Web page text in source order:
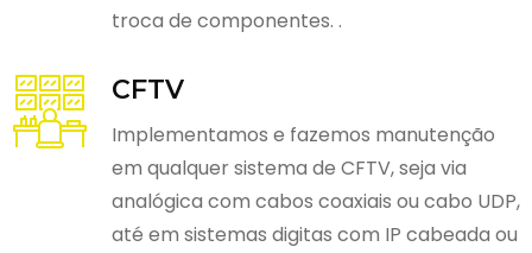
troca de componentes. .
CFTV
Implementamos e fazemos manutenção
em qualquer sistema de CFTV, seja via
analógica com cabos coaxiais ou cabo UDP,
até em sistemas digitas com IP cabeada ou